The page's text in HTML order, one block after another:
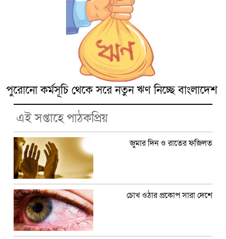
পুরোনো কর্মসূচি থেকে সরে নতুন ঋণ নিচ্ছে বাংলাদেশ
এই সপ্তাহে পাঠকপ্রিয়
জুমার দিন ও রাতের ফজিলত
চোখ ওঠার প্রকোপ সারা দেশে